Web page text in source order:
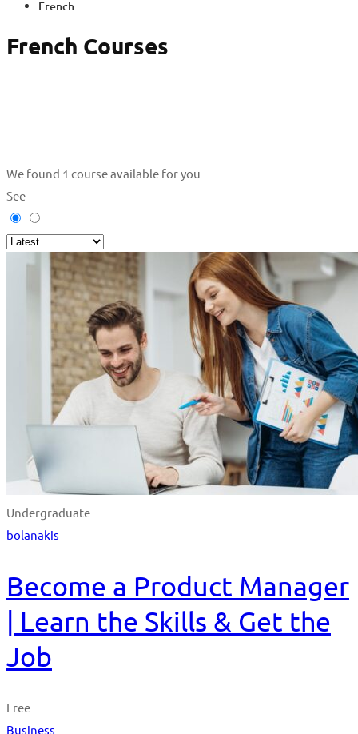
French
French Courses
We found 1 course available for you
See
Undergraduate
bolanakis
Become a Product Manager
| Learn the Skills & Get the
Job
Free
Business